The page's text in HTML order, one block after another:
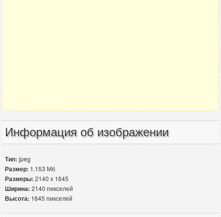
Информация об изображении
Тип:jpeg
Размер:1.153 Мб
Размеры:2140 x 1645
Ширина:2140 пикселей
Высота:1645 пикселей